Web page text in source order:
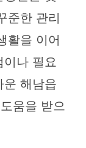
준한 관리
활을 이어
이나 필요
운 해남읍
움을 받으